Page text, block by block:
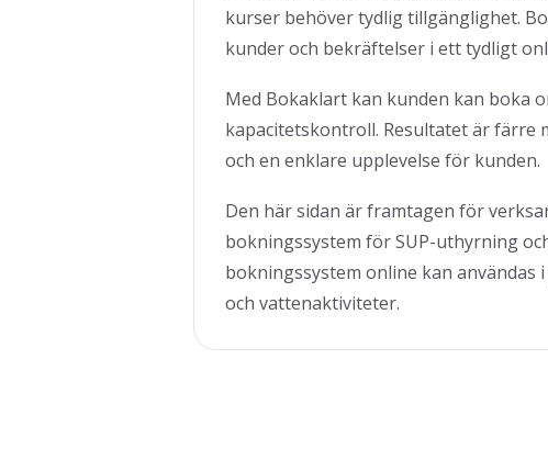
kurser behöver tydlig tillgänglighet.
kunder och bekräftelser i ett tydligt
Med Bokaklart kan kunden kan boka
kapacitetskontroll. Resultatet är färre
och en enklare upplevelse för kunden.
Den här sidan är framtagen för
bokningssystem för SUP-uthyrning
bokningssystem online kan
och vattenaktiviteter.